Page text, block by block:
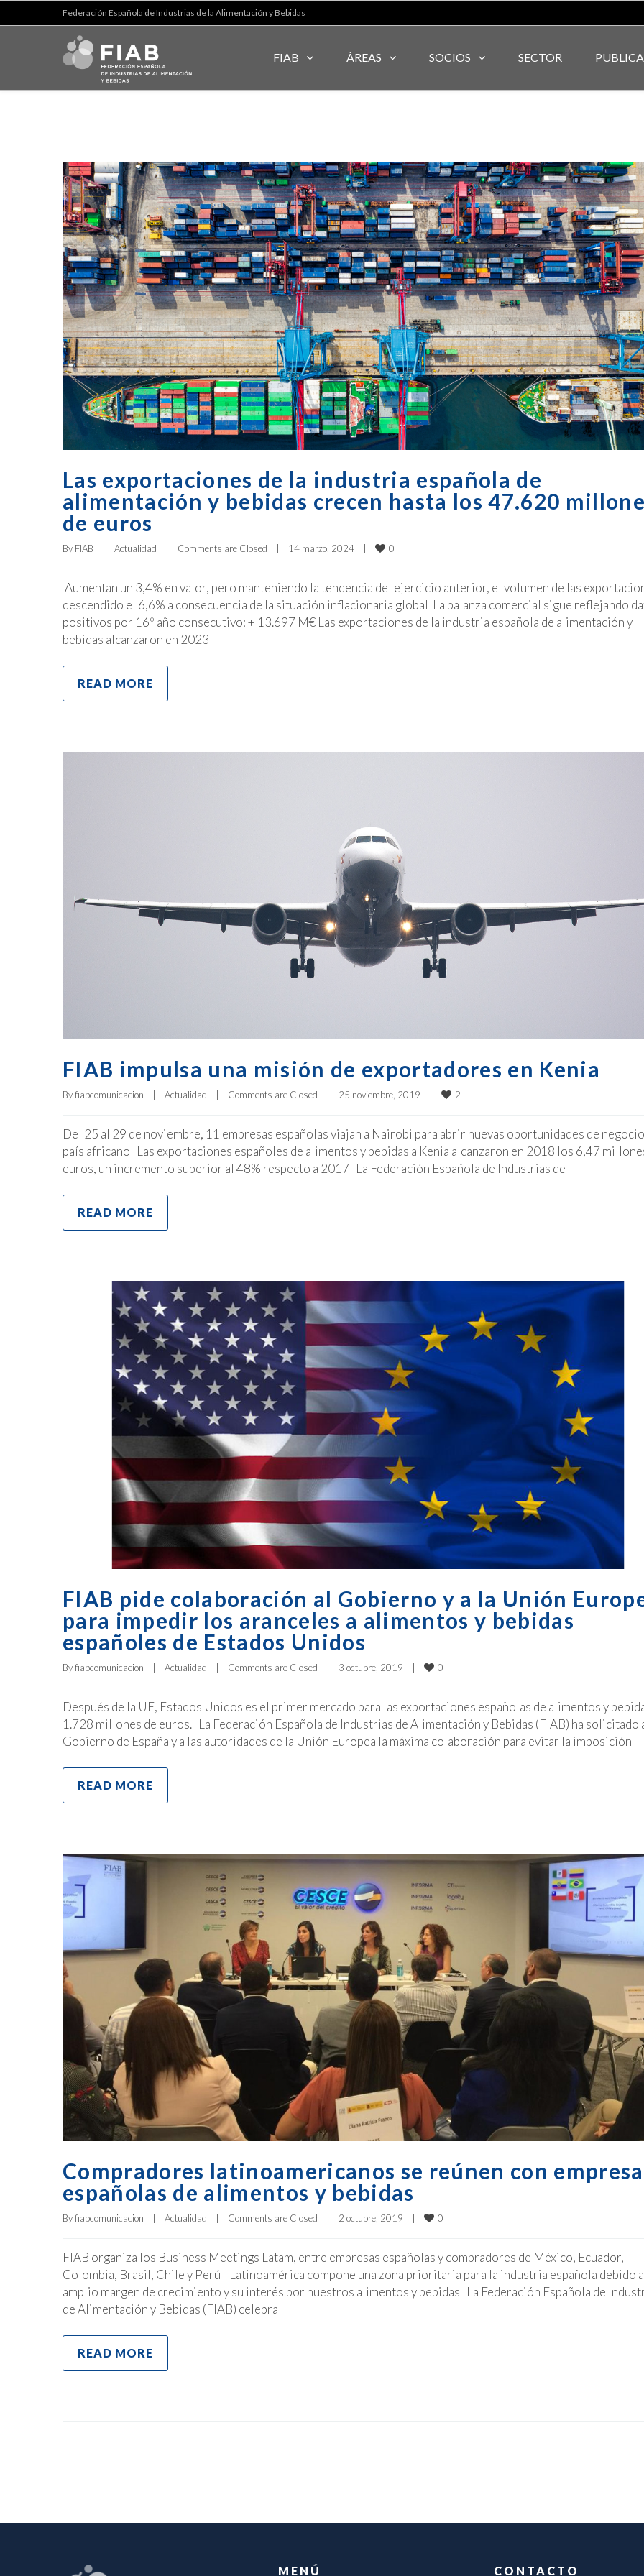
Federación Española de Industrias de la Alimentación y Bebidas
FIAB ÁREAS SOCIOS SECTOR
Las exportaciones de la industria española de
alimentación y bebidas crecen hasta los 47.620
de euros
By FIAB Actualidad Comments are Closed 14 marzo, 2024 0
Aumentan un 3,4% en valor, pero manteniendo la tendencia del ejercicio anterior, el volumen de las
descendido el 6,6% a consecuencia de la situación inflacionaria global La balanza comercial sigue reflejando
positivos por 16º año consecutivo: + 13.697 M€ Las exportaciones de la industria española de alimentación y
bebidas alcanzaron en 2023
READ MORE
FIAB impulsa una misión de exportadores en Kenia
By fiabcomunicacion Actualidad Comments are Closed 25 noviembre, 2019 2
Del 25 al 29 de noviembre, 11 empresas españolas viajan a Nairobi para abrir nuevas oportunidades de
país africano Las exportaciones españoles de alimentos y bebidas a Kenia alcanzaron en 2018 los 6,47
euros, un incremento superior al 48% respecto a 2017 La Federación Española de Industrias de
READ MORE
FIAB pide colaboración al Gobierno y a la Unión
para impedir los aranceles a alimentos y bebidas
españoles de Estados Unidos
By fiabcomunicacion Actualidad Comments are Closed 3 octubre, 2019 0
Después de la UE, Estados Unidos es el primer mercado para las exportaciones españolas de alimentos y
1.728 millones de euros. La Federación Española de Industrias de Alimentación y Bebidas (FIAB) ha solicitado
Gobierno de España y a las autoridades de la Unión Europea la máxima colaboración para evitar la imposición
READ MORE
Compradores latinoamericanos se reúnen con
españolas de alimentos y bebidas
By fiabcomunicacion Actualidad Comments are Closed 2 octubre, 2019 0
FIAB organiza los Business Meetings Latam, entre empresas españolas y compradores de México, Ecuador,
Colombia, Brasil, Chile y Perú Latinoamérica compone una zona prioritaria para la industria española debido
amplio margen de crecimiento y su interés por nuestros alimentos y bebidas La Federación Española de
de Alimentación y Bebidas (FIAB) celebra
READ MORE
MENÚ CONTACTO